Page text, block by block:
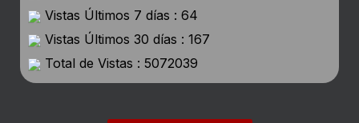
Vistas Últimos 7 días : 64
Vistas Últimos 30 días : 167
Total de Vistas : 5072039